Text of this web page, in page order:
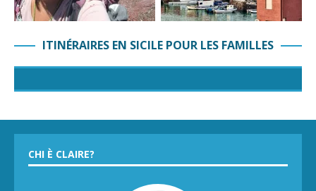
ITINÉRAIRES EN SICILE POUR LES FAMILLES
CHI È CLAIRE?